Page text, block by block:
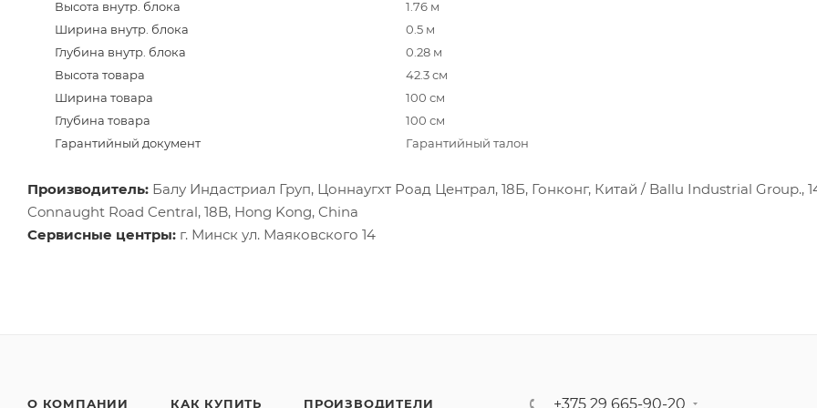
Высота внутр. блока
1.76 м
Ширина внутр. блока
0.5 м
Глубина внутр. блока
0.28 м
Высота товара
42.3 см
Ширина товара
100 см
Глубина товара
100 см
Гарантийный документ
Гарантийный талон
Производитель: Балу Индастриал Груп, Цоннаугхт Роад Централ, 18Б, Гонконг, Китай / Ballu Industrial Group.,
Connaught Road Central, 18B, Hong Kong, China
Сервисные центры: г. Минск ул. Маяковского 14
О КОМПАНИИ КАК КУПИТЬ ПРОИЗВОДИТЕЛИ +375 29 665-90-20